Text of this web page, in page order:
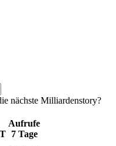
nächste Milliardenstory?
Aufrufe
7 Tage